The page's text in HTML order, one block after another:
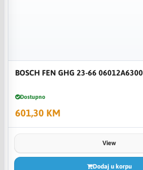
BOSCH FEN GHG 23-66 06012A6300
Dostupno
601,30 KM
View
Dodaj u korpu